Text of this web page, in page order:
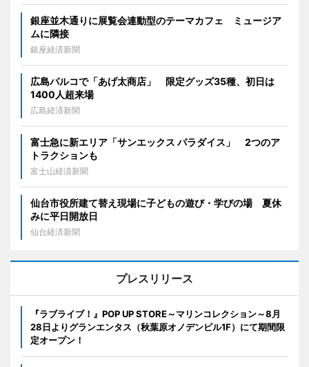
銀座並木通りに展覧会連動型のテーマカフェ ミュージア
ムに隣接
銀座経済新聞
広島パルコで「あげ太商店」 限定グッズ35種、初日は
1400人超来場
広島経済新聞
富士急に新エリア「サンエックス パラダイス」 2つのア
トラクションも
富士山経済新聞
仙台市役所建て替え現場に子どもの遊び・学びの場 夏休
みに平日開放日
仙台経済新聞
プレスリリース
『ラブライブ！』POP UP STORE～マリンコレクション～8月
28日よりグランエンタス（秋葉原オノデンビル1F）にて期間限
定オープン！